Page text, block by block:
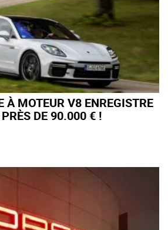
À MOTEUR V8 ENREGISTRE
DE 90.000 € !